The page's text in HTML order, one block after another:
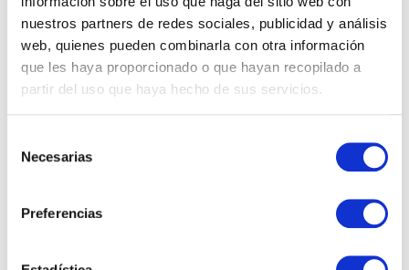
nuestros partners de redes sociales, publicidad y análisis
web, quienes pueden combinarla con otra información
que les haya proporcionado o que hayan recopilado a
partir del uso que haya hecho de sus servicios.
Necesarias
Preferencias
Managed Services
Marketing
RRHH